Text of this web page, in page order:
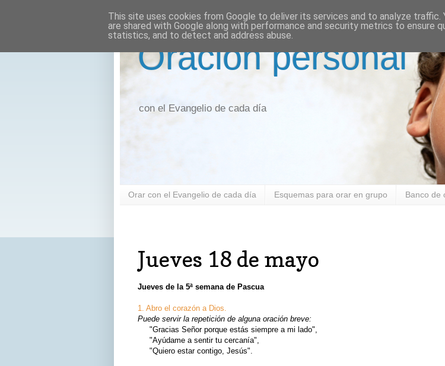
Oración personal
con el Evangelio de cada día
Orar con el Evangelio de cada día Esquemas para orar en grupo Banco de
Jueves 18 de mayo
Jueves de la 5ª semana de Pascua
1. Abro el corazón a Dios.
Puede servir la repetición de alguna oración breve:
"Gracias Señor porque estás siempre a mi lado",
"Ayúdame a sentir tu cercanía",
"Quiero estar contigo, Jesús".
This site uses cookies from Google to deliver its services and to analyze traffic.
are shared with Google along with performance and security metrics to ensure
statistics, and to detect and address abuse.